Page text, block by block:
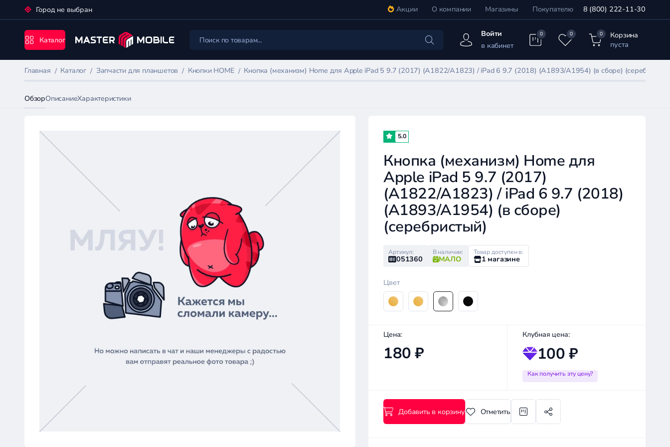
Город не выбран Акции О компании Магазины Покупателю 8 (800) 222-11-30
Каталог
Войти
в кабинет
0 0 0
Корзина
пуста
Главная Каталог Запчасти для планшетов Кнопки HOME Кнопка (механизм) Home для Apple iPad 5 9.7 (2017) (A1822/A1823) / iPad 6 9.7 (2018) (A1893/A1954) (в сборе)
ОбзорОписаниеХарактеристики
5.0
Кнопка (механизм) Home для
Apple iPad 5 9.7 (2017)
(A1822/A1823) / iPad 6 9.7 (2018)
(A1893/A1954) (в сборе)
(серебристый)
Артикул:
051360
В наличии:
МАЛО
Товар доступен в:
1 магазине
Цвет
Цена:
180 ₽
Клубная цена:
100 ₽
Как получить эту цену?
Добавить в корзину Отметить